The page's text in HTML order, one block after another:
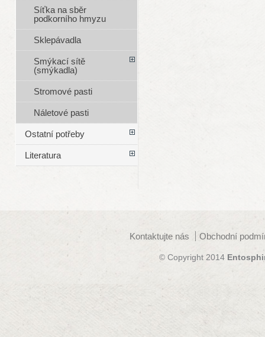
Síťka na sběr
podkorního hmyzu
Sklepávadla
Smýkací sítě
(smýkadla)
Stromové pasti
Náletové pasti
Ostatní potřeby
Literatura
Kontaktujte nás Obchodní
© Copyright 2014